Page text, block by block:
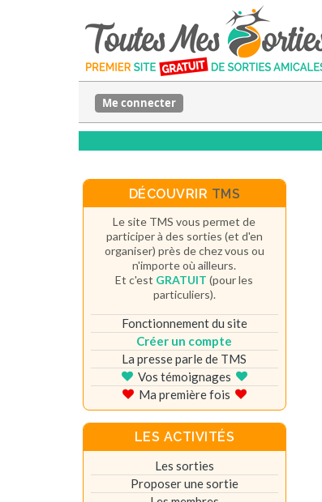
Me connecter
DÉCOUVRIR TMS
Le site TMS vous permet de
participer à des sorties (et d'en
organiser) près de chez vous ou
n'importe où ailleurs.
Et c'est GRATUIT (pour les
particuliers).
Fonctionnement du site
Créer un compte
La presse parle de TMS
Vos témoignages
Ma première fois
LES ACTIVITÉS
Les sorties
Proposer une sortie